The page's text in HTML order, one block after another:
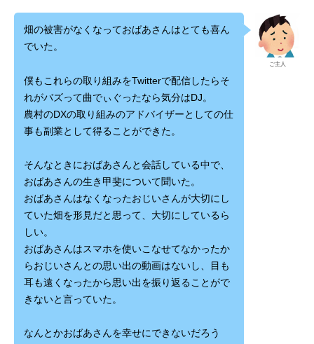
ご主人
畑の被害がなくなっておばあさんはとても喜ん
でいた。
僕もこれらの取り組みをTwitterで配信したらそ
れがバズって曲でぃぐったなら気分はDJ。
農村のDXの取り組みのアドバイザーとしての仕
事も副業として得ることができた。
そんなときにおばあさんと会話している中で、
おばあさんの生き甲斐について聞いた。
おばあさんはなくなったおじいさんが大切にし
ていた畑を形見だと思って、大切にしているら
しい。
おばあさんはスマホを使いこなせてなかったか
らおじいさんとの思い出の動画はないし、目も
耳も遠くなったから思い出を振り返ることがで
きないと言っていた。
なんとかおばあさんを幸せにできないだろう